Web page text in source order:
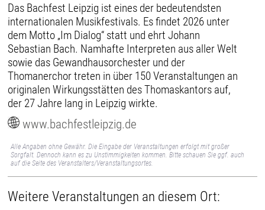
Das Bachfest Leipzig ist eines der bedeutendsten
internationalen Musikfestivals. Es findet 2026 unter
dem Motto „Im Dialog“ statt und ehrt Johann
Sebastian Bach. Namhafte Interpreten aus aller Welt
sowie das Gewandhausorchester und der
Thomanerchor treten in über 150 Veranstaltungen an
originalen Wirkungsstätten des Thomaskantors auf,
der 27 Jahre lang in Leipzig wirkte.
www.bachfestleipzig.de
Alle Angaben ohne Gewähr. Die Eingabe der Veranstaltungen erfolgt mit großer
Sorgfalt. Dennoch kann es zu Unstimmigkeiten kommen. Bitte schauen Sie ggf. auch
auf die Seite des Veranstalters/Veranstaltungsortes.
Weitere Veranstaltungen an diesem Ort: